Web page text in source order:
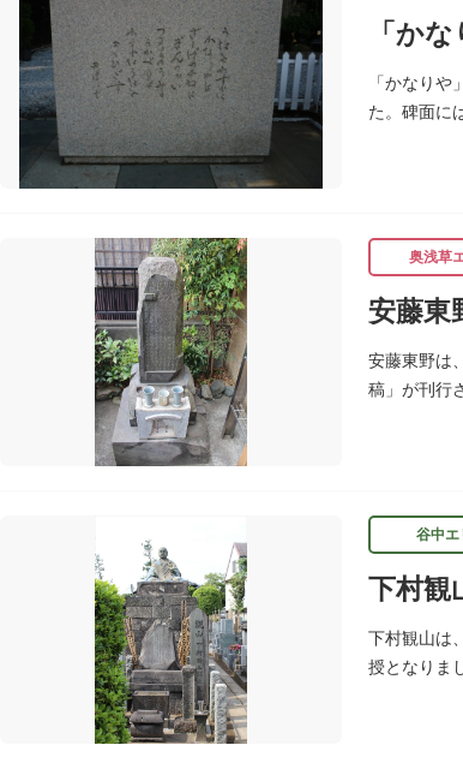
「か
「かなり
た。碑面に
奥浅草
安藤東
安藤東野は
稿」が刊行
谷中エ
下村観
下村観山は
授となりま